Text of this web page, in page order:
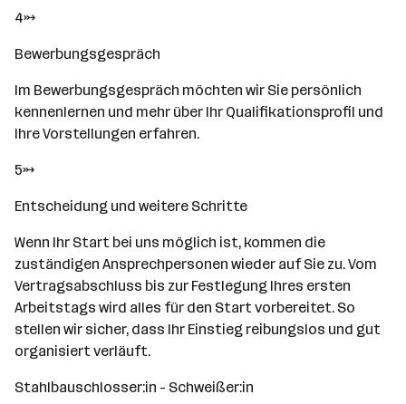
4→
Bewerbungsgespräch
Im Bewerbungsgespräch möchten wir Sie persönlich
kennenlernen und mehr über Ihr Qualifikationsprofil und
Ihre Vorstellungen erfahren.
5→
Entscheidung und weitere Schritte
Wenn Ihr Start bei uns möglich ist, kommen die
zuständigen Ansprechpersonen wieder auf Sie zu. Vom
Vertragsabschluss bis zur Festlegung Ihres ersten
Arbeitstags wird alles für den Start vorbereitet. So
stellen wir sicher, dass Ihr Einstieg reibungslos und gut
organisiert verläuft.
Stahlbauschlosser:in - Schweißer:in